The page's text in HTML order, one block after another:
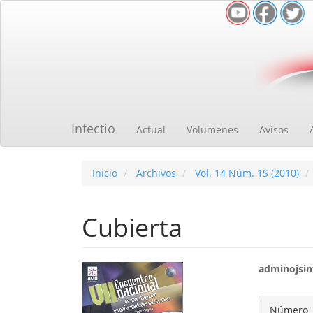
Infectio Actual Volumenes Avisos
Inicio Archivos Vol. 14 Núm. 1S (2010)
Cubierta
Barra
lateral
Número